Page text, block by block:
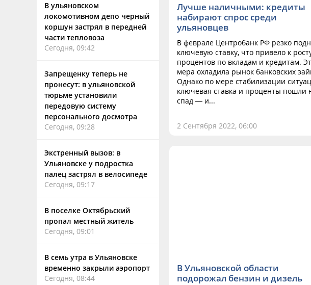
В ульяновском
локомотивном депо черный
коршун застрял в передней
части тепловоза
Сегодня, 09:42
Запрещенку теперь не
пронесут: в ульяновской
тюрьме установили
передовую систему
персонального досмотра
Сегодня, 09:28
Экстренный вызов: в
Ульяновске у подростка
палец застрял в велосипеде
Сегодня, 09:17
В поселке Октябрьский
пропал местный житель
Сегодня, 09:01
В семь утра в Ульяновске
временно закрыли аэропорт
Сегодня, 08:44
Лучше наличными: кредиты
набирают спрос среди
ульяновцев
В феврале Центробанк РФ резко
ключевую ставку, что привело к
процентов по вкладам и кредитам.
мера охладила рынок банковских
Однако по мере стабилизации
ключевая ставка и проценты пошли
спад — и...
2 Сентября 2022, 06:00
В Ульяновской области
подорожал бензин и дизель